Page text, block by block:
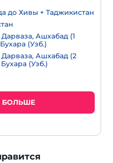
до Хивы + Таджикистан
Ашхабад (1
(Узб.)
Ашхабад (2
(Узб.)
БОЛЬШЕ